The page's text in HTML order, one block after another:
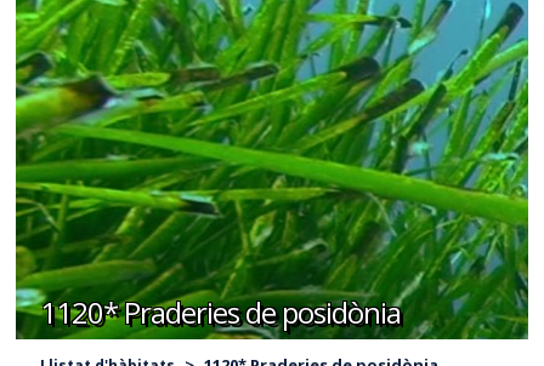
1120* Praderies de posidònia